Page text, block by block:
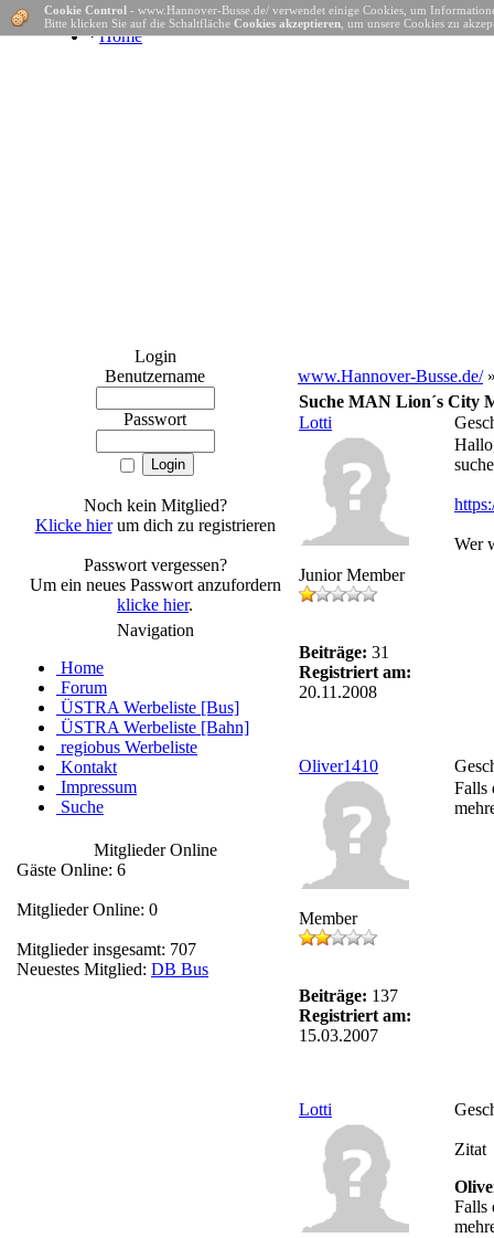
· Home
Login
Benutzername
Passwort
Noch kein Mitglied?
Klicke hierum dich zu registrieren
Passwort vergessen?
Um ein neues Passwort anzufordern
klicke hier.
Navigation
Home
Forum
ÜSTRA Werbeliste [Bus]
ÜSTRA Werbeliste [Bahn]
regiobus Werbeliste
Kontakt
Impressum
Suche
Mitglieder Online
Gäste Online: 6
Mitglieder Online: 0
Mitglieder insgesamt: 707
Neuestes Mitglied: DB Bus
Cookie Control - www.Hannover-Busse.de/ verwendet einige Cookies, um
Bitte klicken Sie auf die Schaltfläche Cookies akzeptieren , um unsere Cookies zu
www.Hannover-Busse.de/
Suche MAN Lion´s City
Lotti
Junior Member
Beiträge: 31
Registriert am:
20.11.2008
Wer
Oliver1410
Member
Beiträge: 137
Registriert am:
15.03.2007
Falls
Lotti
Zitat
Falls